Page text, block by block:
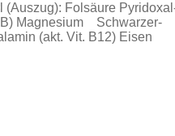
(Auszug): Folsäure
Magnesium Schwarzer-
(akt. Vit. B12) Eisen